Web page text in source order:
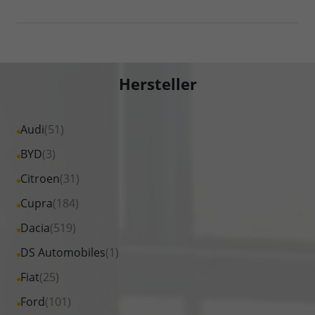
Hersteller
Audi(51)
Alle
Fahrzeuge
Audi
anzeigen
BYD(3)
Alle
Fahrzeuge
BYD
anzeigen
Citroen(31)
Alle
Fahrzeuge
Citroen
anzeigen
Cupra(184)
Alle
Fahrzeuge
Cupra
anzeigen
Dacia(519)
Alle
Fahrzeuge
Dacia
anzeigen
DS Automobiles(1)
Alle
Fahrzeuge
DS
Fiat(25)
Alle
Fahrzeuge
Ford(101)
Alle